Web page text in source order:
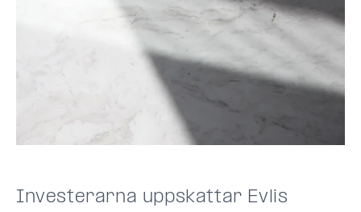
Investerarna uppskattar Evlis